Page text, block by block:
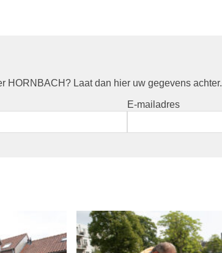
HORNBACH? Laat dan hier uw gegevens achter.
E-mailadres